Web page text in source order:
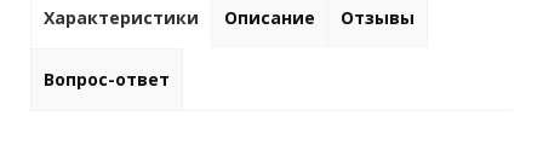
Характеристики Описание Отзывы
Вопрос-ответ